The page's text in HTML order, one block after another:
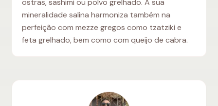
ostras, sashimi ou polvo grelhado. A sua
mineralidade salina harmoniza também na
perfeição com mezze gregos como tzatziki e
feta grelhado, bem como com queijo de cabra.